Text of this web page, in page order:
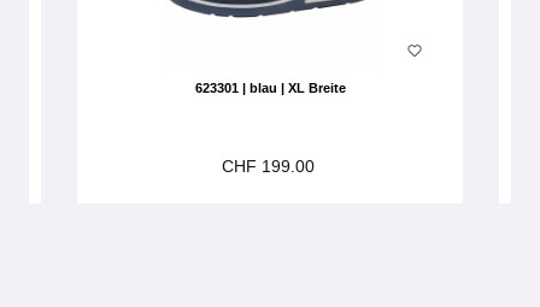
623301 | blau | XL Breite
CHF 199.00